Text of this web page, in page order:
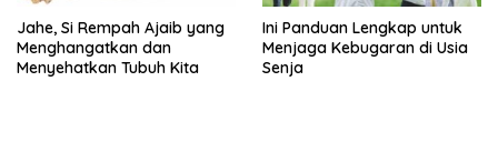
Jahe, Si Rempah Ajaib yang
Menghangatkan dan
Menyehatkan Tubuh Kita
Ini Panduan Lengkap untuk
Menjaga Kebugaran di Usia
Senja